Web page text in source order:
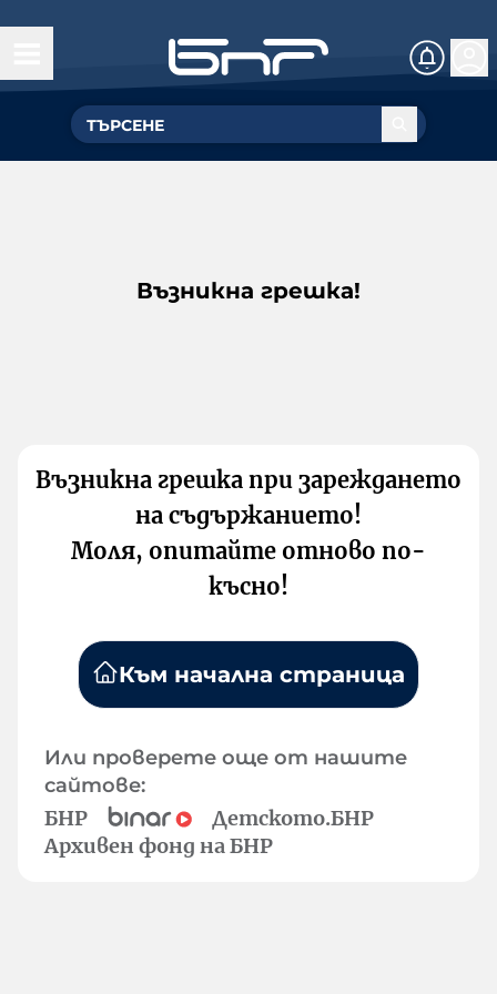
Възникна грешка!
Възникна грешка при зареждането
на съдържанието!
Моля, опитайте отново по-
късно!
Към начална страница
Или проверете още от нашите
сайтове:
БНР
Детското.БНР
Архивен фонд на БНР